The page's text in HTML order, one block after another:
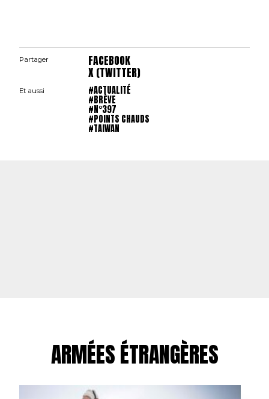
Partager FACEBOOK
X (TWITTER)
Et aussi #ACTUALITÉ
#BRÈVE
#N°397
#POINTS CHAUDS
#TAIWAN
ARMÉES ÉTRANGÈRES